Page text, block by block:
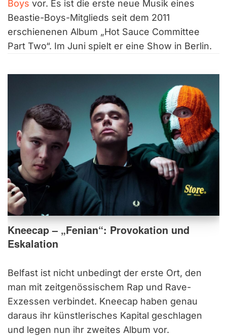
Boys vor. Es ist die erste neue Musik eines
Beastie-Boys-Mitglieds seit dem 2011
erschienenen Album „Hot Sauce Committee
Part Two“. Im Juni spielt er eine Show in Berlin.
Kneecap – „Fenian“: Provokation und
Eskalation
Belfast ist nicht unbedingt der erste Ort, den
man mit zeitgenössischem Rap und Rave-
Exzessen verbindet. Kneecap haben genau
daraus ihr künstlerisches Kapital geschlagen
und legen nun ihr zweites Album vor.